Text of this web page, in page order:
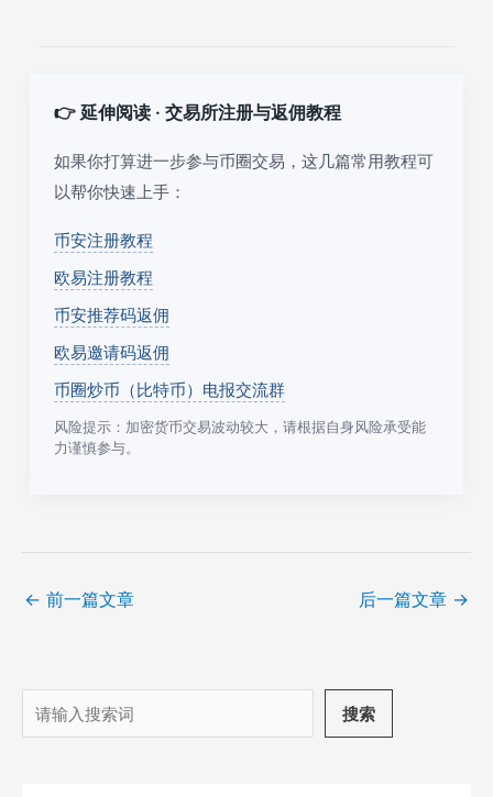
👉 延伸阅读 · 交易所注册与返佣教程
如果你打算进一步参与币圈交易，这几篇常用教程可
以帮你快速上手：
币安注册教程
欧易注册教程
币安推荐码返佣
欧易邀请码返佣
币圈炒币（比特币）电报交流群
风险提示：加密货币交易波动较大，请根据自身风险承受能
力谨慎参与。
← 前一篇文章 后一篇文章 →
搜
索
搜索